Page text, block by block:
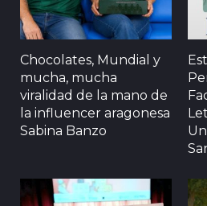
Chocolates, Mundial y
mucha, mucha
viralidad de la mano de
la influencer aragonesa
Sabina Banzo